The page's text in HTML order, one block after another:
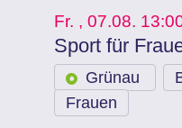
Fr. , 07.08.
Sport für
Grünau
Frauen